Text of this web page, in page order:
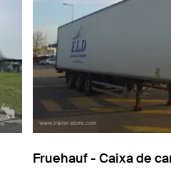
- Caixa de carga seca